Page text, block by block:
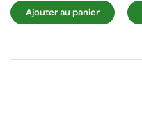
Ajouter au panier